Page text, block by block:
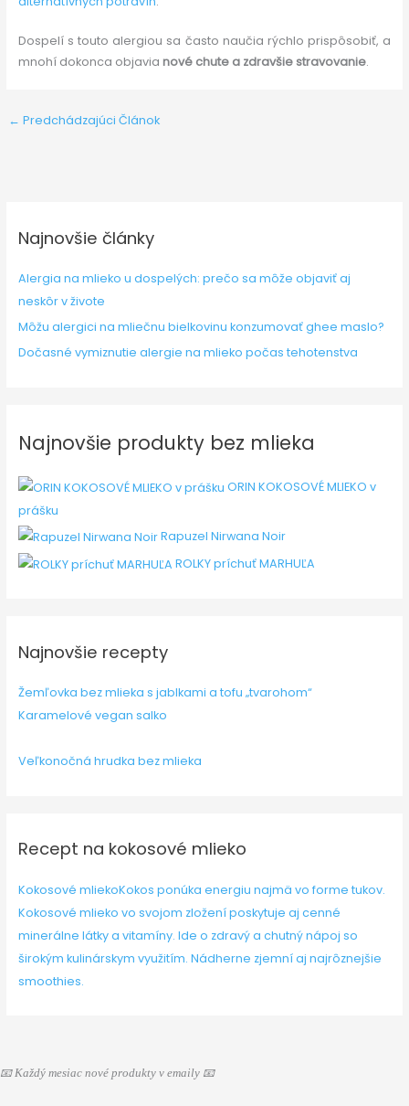
Dospelí s touto alergiou sa často naučia rýchlo prispôsobiť, a
mnohí dokonca objavia nové chute a zdravšie stravovanie.
← Predchádzajúci Článok
Najnovšie články
Alergia na mlieko u dospelých: prečo sa môže objaviť aj
neskôr v živote
Môžu alergici na mliečnu bielkovinu konzumovať ghee maslo?
Dočasné vymiznutie alergie na mlieko počas tehotenstva
Najnovšie produkty bez mlieka
ORIN KOKOSOVÉ MLIEKO v
prášku
Rapuzel Nirwana Noir
ROLKY príchuť MARHUĽA
Najnovšie recepty
Žemľovka bez mlieka s jablkami a tofu „tvarohom“
Karamelové vegan salko
Veľkonočná hrudka bez mlieka
Recept na kokosové mlieko
Kokosové mliekoKokos ponúka energiu najmä vo forme tukov.
Kokosové mlieko vo svojom zložení poskytuje aj cenné
minerálne látky a vitamíny. Ide o zdravý a chutný nápoj so
širokým kulinárskym využitím. Nádherne zjemní aj najrôznejšie
smoothies.
📧 Každý mesiac nové produkty v emaily 📧